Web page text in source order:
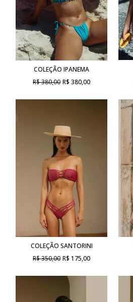
COLEÇÃO IPANEMA
R$ 380,00 R$ 380,00
COLEÇÃO SANTORINI
R$ 350,00 R$ 175,00